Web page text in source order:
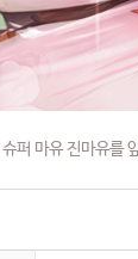
슈퍼 마유 진마유를